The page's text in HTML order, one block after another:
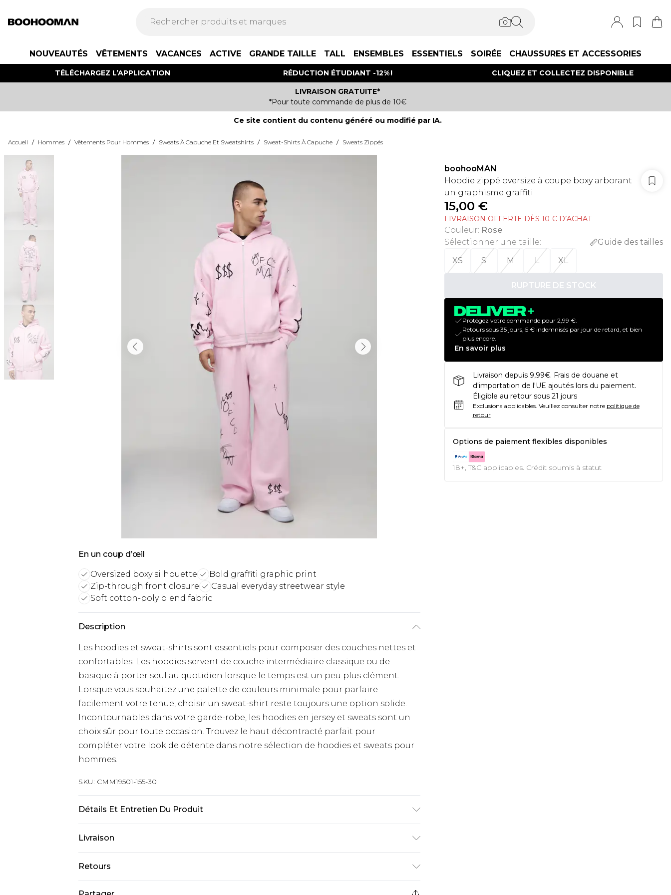
NOUVEAUTÉS VÊTEMENTS VACANCES ACTIVE GRANDE TAILLE TALL ENSEMBLES ESSENTIELS SOIRÉE CHAUSSURES ET ACCESSORIES
TÉLÉCHARGEZ L’APPLICATION RÉDUCTION ÉTUDIANT -12% ! CLIQUEZ ET COLLECTEZ DISPONIBLE
LIVRAISON GRATUITE*
*Pour toute commande de plus de 10€
Ce site contient du contenu généré ou modifié par IA.
Accueil / Hommes / Vêtements Pour Hommes / Sweats À Capuche Et Sweatshirts / Sweat-Shirts À Capuche / Sweats Zippés
En un coup d’œil
Oversized boxy silhouette
Bold graffiti graphic print
Zip-through front closure
Casual everyday streetwear style
Soft cotton-poly blend fabric
Description
Les hoodies et sweat-shirts sont essentiels pour composer des couches nettes et
confortables. Les hoodies servent de couche intermédiaire classique ou de
basique à porter seul au quotidien lorsque le temps est un peu plus clément.
Lorsque vous souhaitez une palette de couleurs minimale pour parfaire
facilement votre tenue, choisir un sweat-shirt reste toujours une option solide.
Incontournables dans votre garde-robe, les hoodies en jersey et sweats sont un
choix sûr pour toute occasion. Trouvez le haut décontracté parfait pour
compléter votre look de détente dans notre sélection de hoodies et sweats pour
hommes.
SKU: CMM19501-155-30
Détails Et Entretien Du Produit
Livraison
Livraison standard France
€9.99
Retours
boohooMAN
Hoodie zippé oversize à coupe boxy arborant
un graphisme graffiti
15,00 €
LIVRAISON OFFERTE DÈS 10 € D’ACHAT
Couleur: Rose
Sélectionner une taille:
Guide des tailles
XS
S M L XL
RUPTURE DE STOCK
Protégez votre commande pour 2,99 €.
Retours sous 35 jours, 5 € indemnisés par jour de retard, et bien
plus encore.
En savoir plus
Livraison depuis 9,99€. Frais de douane et
d'importation de l'UE ajoutés lors du paiement.
Éligible au retour sous 21 jours
Exclusions applicables. Veuillez consulter notre politique de
retour
Options de paiement flexibles disponibles
18+, T&C applicables. Crédit soumis à statut